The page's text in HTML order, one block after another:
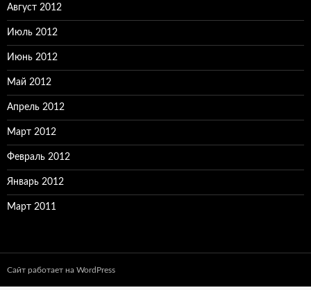
Август 2012
Июль 2012
Июнь 2012
Май 2012
Апрель 2012
Март 2012
Февраль 2012
Январь 2012
Март 2011
Сайт работает на WordPress